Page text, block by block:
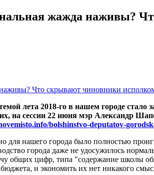
жажда
лета 2018-го в нашем городе
на сессии 22 июня мэр Александр
bolshinstvo-deputatov-
для нашего города было полностью
города даже не удосужилось
общих цифр, типа "содержание школы
бюджета, и экономить их нет никакого